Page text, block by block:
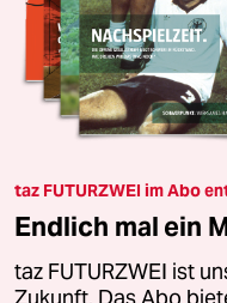
taz FUTURZWEI im Abo
Endlich mal ein
taz FUTURZWEI ist